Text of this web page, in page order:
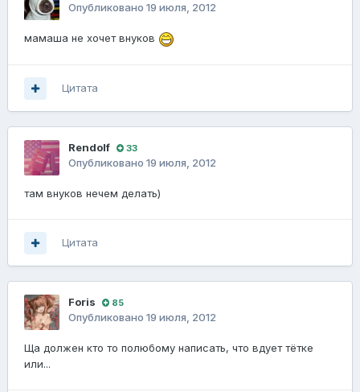
Опубликовано 19 июля, 2012
мамаша не хочет внуков
Цитата
Rendolf 33
Опубликовано 19 июля, 2012
там внуков нечем делать)
Цитата
Foris 85
Опубликовано 19 июля, 2012
Ща должен кто то полюбому написать, что вдует тётке
или...